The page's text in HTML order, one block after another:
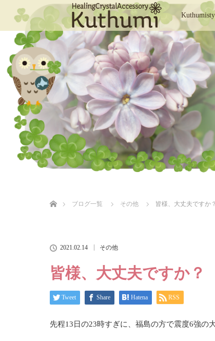
ブログ一覧
その他 皆様、大丈夫ですか？
2021.02.14 その他
皆様、大丈夫ですか？
Tweet Share Hatena RSS
先程13日の23時すぎに、福島の方で震度6強の